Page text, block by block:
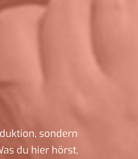
sondern
du hier hörst,